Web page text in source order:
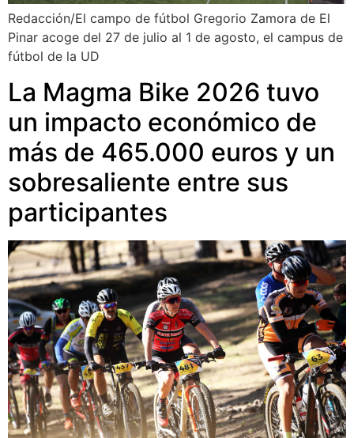
Redacción/El campo de fútbol Gregorio Zamora de El
Pinar acoge del 27 de julio al 1 de agosto, el campus de
fútbol de la UD
La Magma Bike 2026 tuvo
un impacto económico de
más de 465.000 euros y un
sobresaliente entre sus
participantes